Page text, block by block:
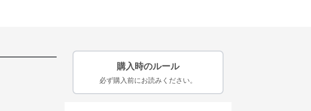
購入時のルール
必ず購入前にお読みください。